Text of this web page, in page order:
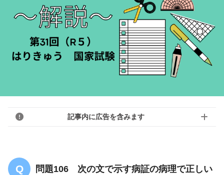
記事内に広告を含みます
問題106 次の文で示す病証の病理で正しい